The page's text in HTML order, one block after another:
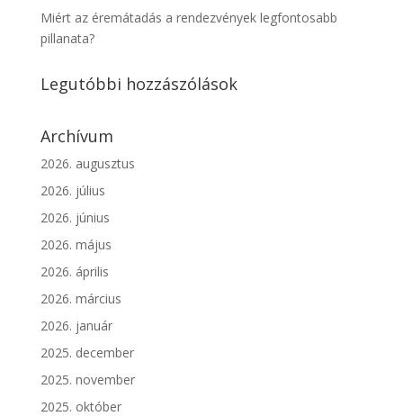
Miért az éremátadás a rendezvények legfontosabb
pillanata?
Legutóbbi hozzászólások
Archívum
2026. augusztus
2026. július
2026. június
2026. május
2026. április
2026. március
2026. január
2025. december
2025. november
2025. október